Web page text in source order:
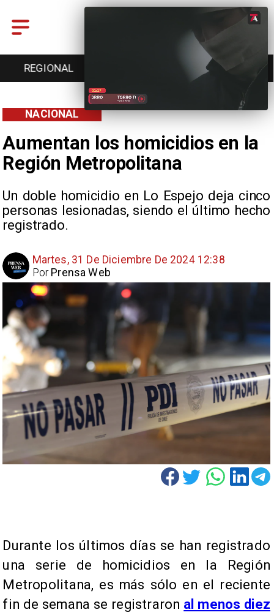
ENTRETENCIÓN CULTURA
Aumentan los homicidios en la
Región Metropolitana
Un doble homicidio en Lo Espejo deja cinco
personas lesionadas, siendo el último hecho
registrado.
NACIONAL
Martes, 31 De Diciembre De 2024 12:38
Prensa Web
Por
Durante los últimos días se han registrado
una serie de homicidios en la Región
Metropolitana, es más sólo en el reciente
fin de semana se registraron al menos diez